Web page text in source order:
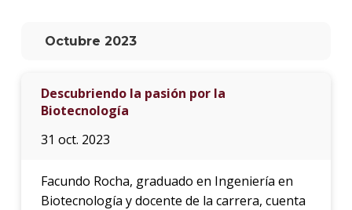
Octubre 2023
Descubriendo la pasión por la
Biotecnología
31 oct. 2023
Facundo Rocha, graduado en Ingeniería en
Biotecnología y docente de la carrera, cuenta